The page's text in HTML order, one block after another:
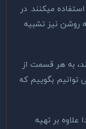
استفاده می­کنند. در
روشن نیز تشبیه
به هر قسمت از
بگوییم که
علاوه بر تهیه